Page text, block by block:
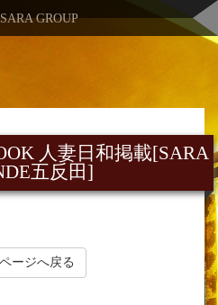
GROUP
人妻日和掲載[SARA
五反田]
ージへ戻る